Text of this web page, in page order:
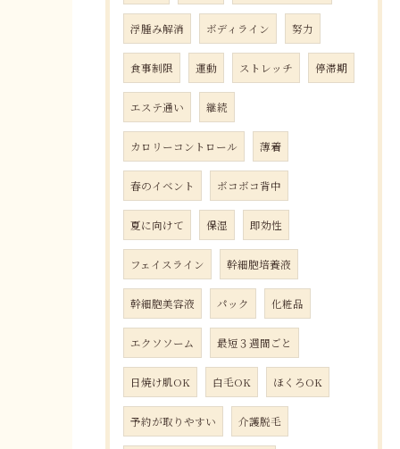
浮腫み解消 ボディライン 努力
食事制限 運動 ストレッチ 停滞期
エステ通い 継続
カロリーコントロール 薄着
春のイベント ボコボコ背中
夏に向けて 保湿 即効性
フェイスライン 幹細胞培養液
幹細胞美容液 パック 化粧品
エクソソーム 最短３週間ごと
日焼け肌OK 白毛OK ほくろOK
予約が取りやすい 介護脱毛